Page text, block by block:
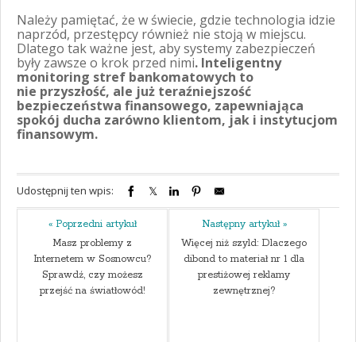
Należy pamiętać, że w świecie, gdzie technologia idzie
naprzód, przestępcy również nie stoją w miejscu.
Dlatego tak ważne jest, aby systemy zabezpieczeń
były zawsze o krok przed nimi. Inteligentny
monitoring stref bankomatowych to
nie przyszłość, ale już teraźniejszość
bezpieczeństwa finansowego, zapewniająca
spokój ducha zarówno klientom, jak i instytucjom
finansowym.
Udostępnij ten wpis:
« Poprzedni artykuł
Masz problemy z
Internetem w Sosnowcu?
Sprawdź, czy możesz
przejść na światłowód!
Następny artykuł »
Więcej niż szyld: Dlaczego
dibond to materiał nr 1 dla
prestiżowej reklamy
zewnętrznej?